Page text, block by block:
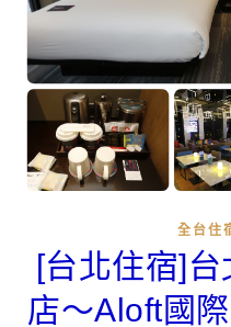
全台住
[台北住宿]
店～Aloft國